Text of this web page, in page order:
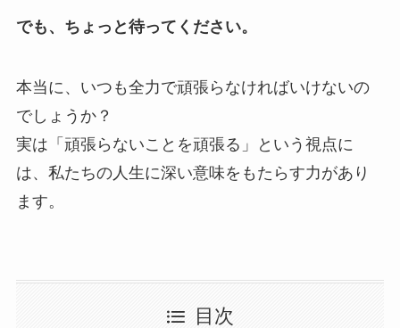
でも、ちょっと待ってください。
本当に、いつも全力で頑張らなければいけないの
でしょうか？
実は「頑張らないことを頑張る」という視点に
は、私たちの人生に深い意味をもたらす力があり
ます。
目次